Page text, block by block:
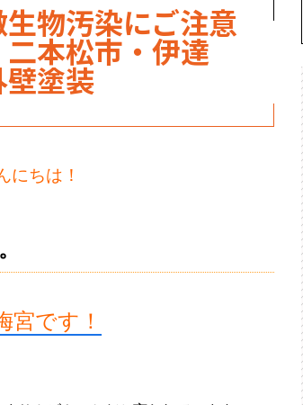
生物汚染にご注意
本松市・伊達
塗装
にちは！
宮です！